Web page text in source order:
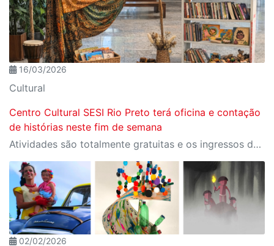
16/03/2026
Cultural
Centro Cultural SESI Rio Preto terá oficina e contação
de histórias neste fim de semana
Atividades são totalmente gratuitas e os ingressos devem ser reservados por meio do site Meu SESI
02/02/2026